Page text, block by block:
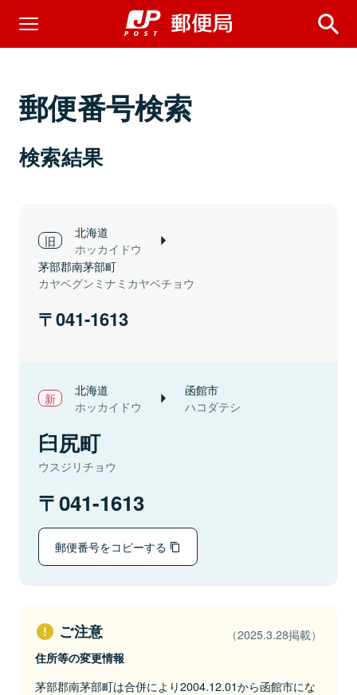
郵便番号検索
検索結果
北海道
ホッカイドウ
茅部郡南茅部町
カヤベグンミナミカヤベチョウ
041-1613
北海道
ホッカイドウ
函館市
ハコダテシ
臼尻町
ウスジリチョウ
041-1613
郵便番号をコピーする
ご注意 （2025.3.28掲載）
住所等の変更情報
茅部郡南茅部町は合併により2004.12.01から函館市にな